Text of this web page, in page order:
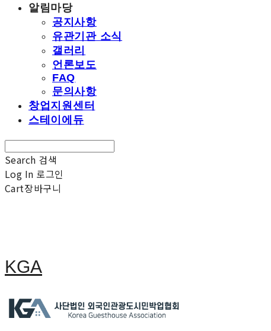
알림마당
공지사항
유관기관 소식
갤러리
언론보도
FAQ
문의사항
창업지원센터
스테이에듀
Search 검색
Log In 로그인
Cart장바구니
KGA